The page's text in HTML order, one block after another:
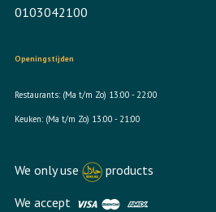
0103042100
Openingstijden
Restaurants: (Ma t/m Zo) 13:00 - 22:00
Keuken: (Ma t/m Zo) 13:00 - 21:00
We only use
products
We accept